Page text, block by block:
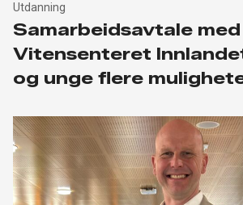
Utdanning
Samarbeidsavtale med
Vitensenteret
og unge flere